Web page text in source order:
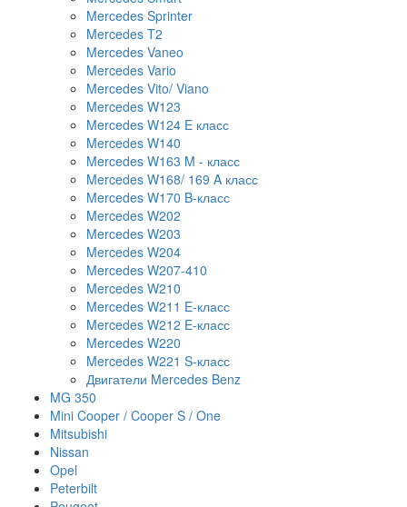
Mercedes Sprinter
Mercedes T2
Mercedes Vaneo
Mercedes Vario
Mercedes Vito/ Viano
Mercedes W123
Mercedes W124 E класс
Mercedes W140
Mercedes W163 M - класс
Mercedes W168/ 169 A класс
Mercedes W170 B-класс
Mercedes W202
Mercedes W203
Mercedes W204
Mercedes W207-410
Mercedes W210
Mercedes W211 E-класс
Mercedes W212 E-класс
Mercedes W220
Mercedes W221 S-класс
Двигатели Mercedes Benz
MG 350
Mini Cooper / Cooper S / One
Mitsubishi
Nissan
Opel
Peterbilt